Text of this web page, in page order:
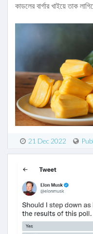
কাডলের বার্গার খাইয়ে তাক
21 Dec 2022